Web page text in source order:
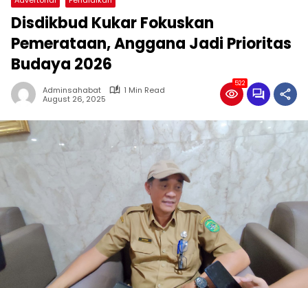
Disdikbud Kukar Fokuskan
Pemerataan, Anggana Jadi Prioritas
Budaya 2026
Adminsahabat
1 Min Read
August 26, 2025
522